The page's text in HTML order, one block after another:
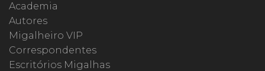
Academia
Autores
Migalheiro VIP
Correspondentes
Escritórios Migalhas